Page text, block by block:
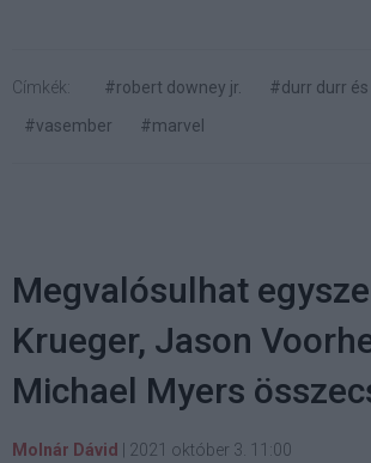
Címkék: #robert downey jr.
#durr durr és
#vasember
#marvel
Megvalósulhat
Krueger, Jason
Michael Myers
Molnár Dávid 2021 október 3. 11:00